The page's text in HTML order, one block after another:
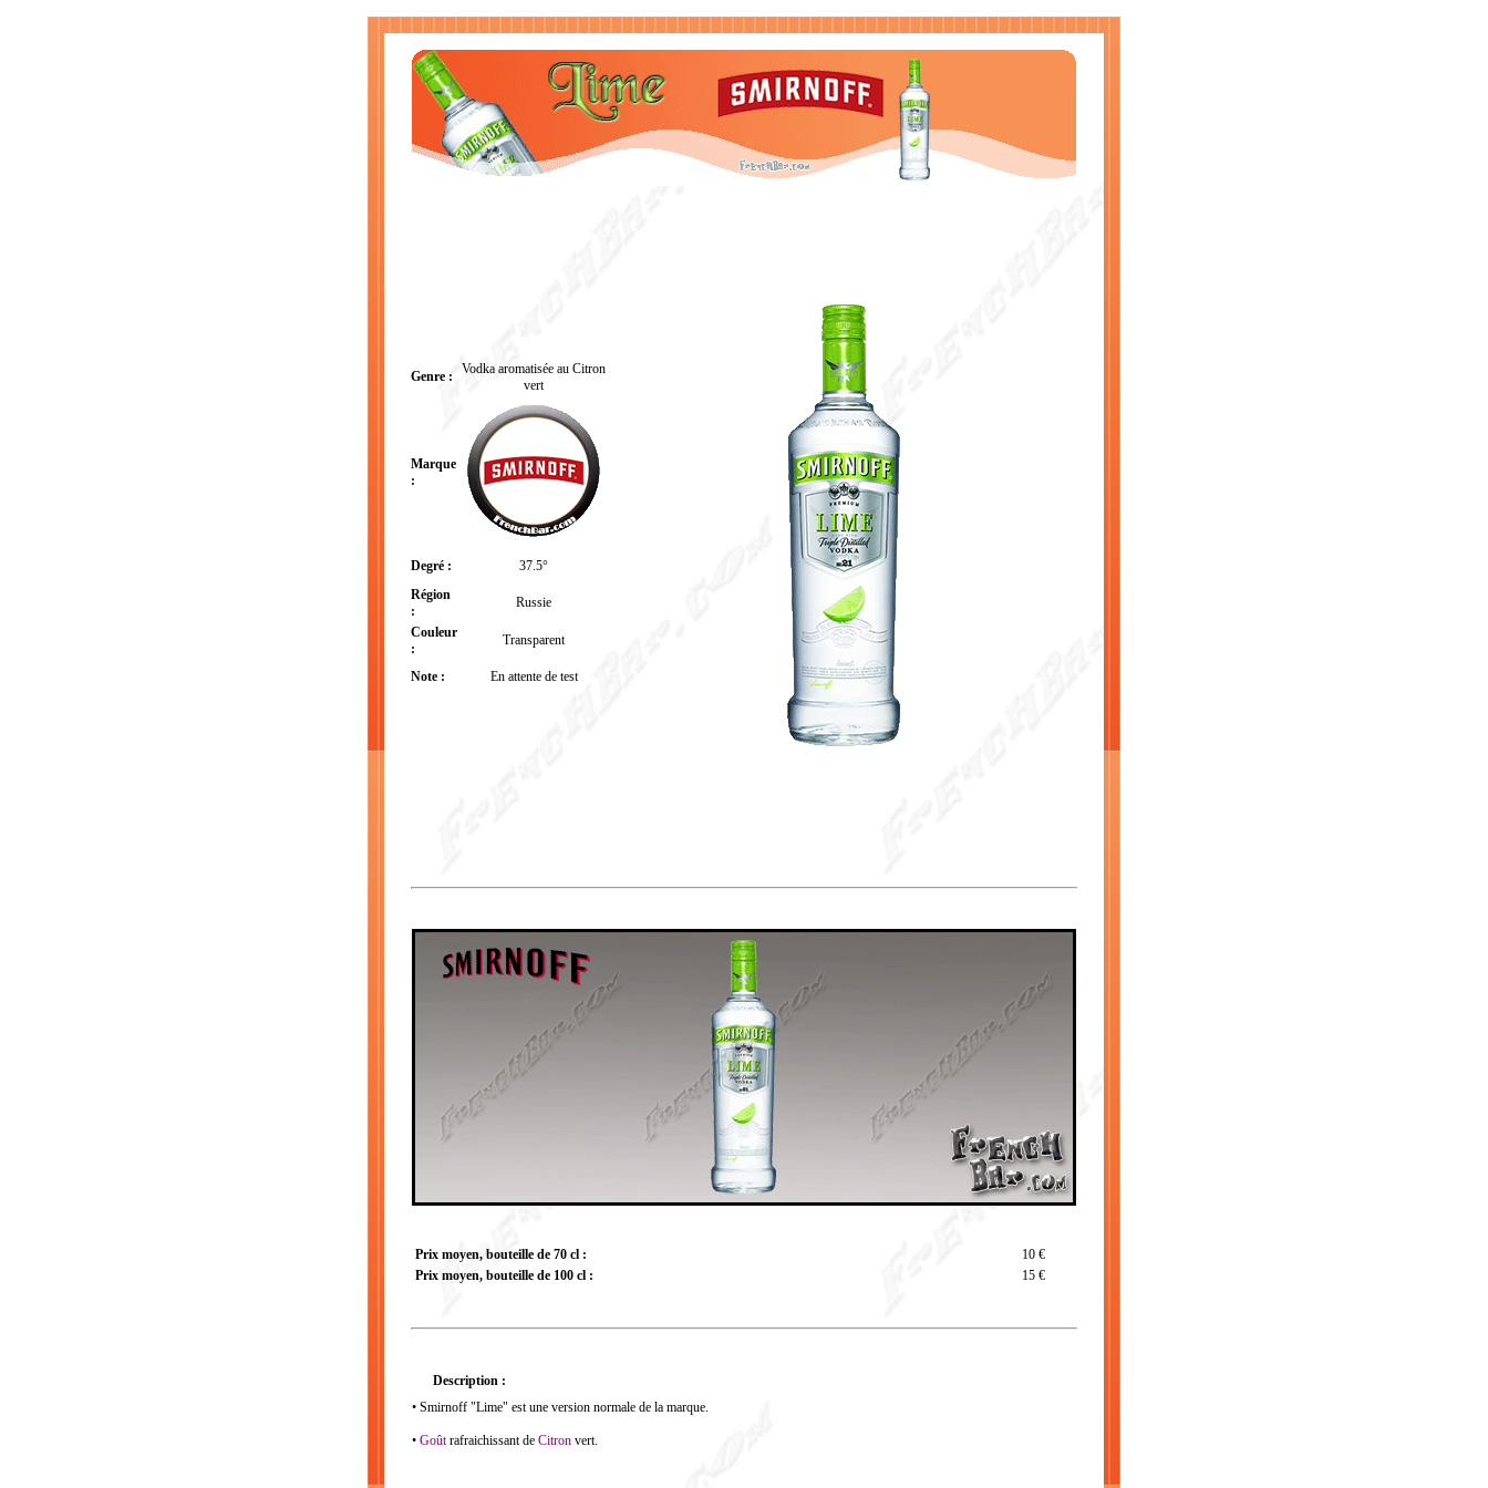
Genre :
Vodka aromatisée au Citron
vert
Marque
:
Degré :
37.5°
Région
:
Russie
Couleur
:
Transparent
Note : En attente de test
Prix moyen, bouteille de 70 cl :
10 €
Prix moyen, bouteille de 100 cl :
15 €
Description :
• Smirnoff "Lime" est une version normale de la marque.
• Goût rafraichissantde Citron vert.